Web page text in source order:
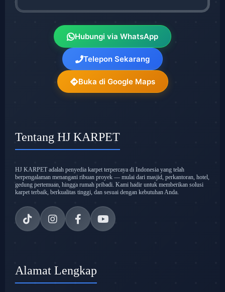
Hubungi via WhatsApp
Telepon Sekarang
Buka di Google Maps
Tentang HJ KARPET
HJ KARPET adalah penyedia karpet terpercaya di Indonesia yang telah
berpengalaman menangani ribuan proyek — mulai dari masjid, perkantoran, hotel,
gedung pertemuan, hingga rumah pribadi. Kami hadir untuk memberikan solusi
karpet terbaik, berkualitas tinggi, dan sesuai dengan kebutuhan Anda.
Alamat Lengkap